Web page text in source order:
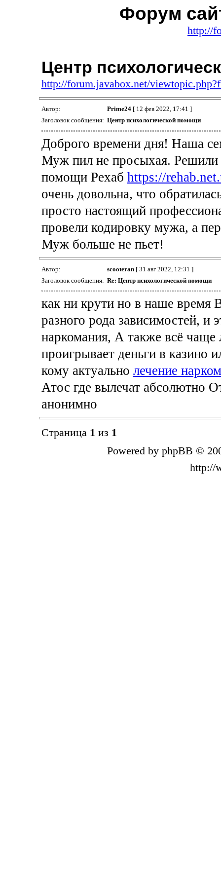
Форум
http://
Центр
http://forum.javabox.net/
Автор: Prime24[ 12 фев 2022, 17:41 ]
Заголовок сообщения: Центр психологической помощи
Доброго времени дня! Наша
Муж пил не просыхая. Решили
помощи Рехаб https://
очень довольна, что
просто настоящий
провели кодировку мужа, а
Муж больше не пьет!
Автор: scooteran[ 31 авг 2022, 12:31 ]
Заголовок сообщения: Re: Центр психологической помощи
как ни крути но в наше время
разного рода зависимостей, и
наркомания, А также всё чаще
проигрывает деньги в казино
кому актуально лечение
Атос где вылечат абсолютно
анонимно
Страница 1 из 1
Powered by phpBB ©
http://